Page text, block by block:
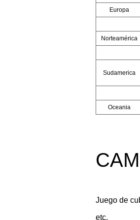
Europa
Norteamérica
Sudamerica
Oceania
Juego de
etc.